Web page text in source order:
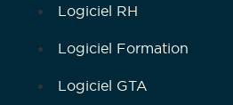
Logiciel RH
Logiciel Formation
Logiciel GTA